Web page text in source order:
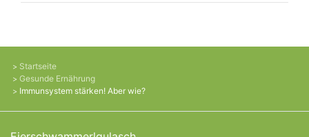
Startseite
Gesunde Ernährung
Immunsystem stärken! Aber wie?